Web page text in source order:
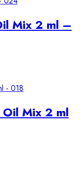
Mix 2 ml –
Mix 2 ml